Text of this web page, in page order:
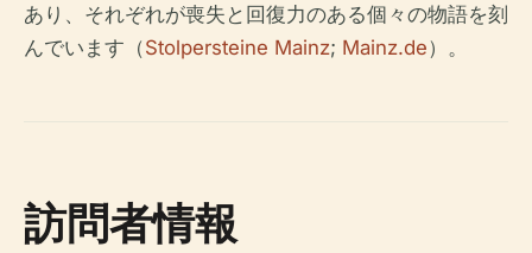
あり、それぞれが喪失と回復力のある個々の物語を刻
んでいます（Stolpersteine Mainz; Mainz.de）。
訪問者情報